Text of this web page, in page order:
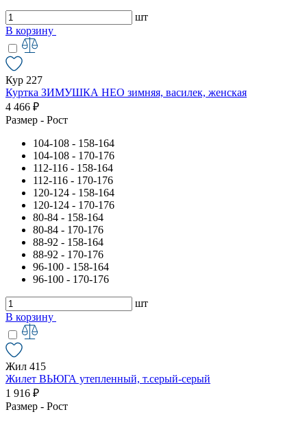
шт
В корзину
Кур 227
Куртка ЗИМУШКА НЕО зимняя, василек, женская
4 466 ₽
Размер - Рост
104-108 - 158-164
104-108 - 170-176
112-116 - 158-164
112-116 - 170-176
120-124 - 158-164
120-124 - 170-176
80-84 - 158-164
80-84 - 170-176
88-92 - 158-164
88-92 - 170-176
96-100 - 158-164
96-100 - 170-176
шт
В корзину
Жил 415
Жилет ВЬЮГА утепленный, т.серый-серый
1 916 ₽
Размер - Рост